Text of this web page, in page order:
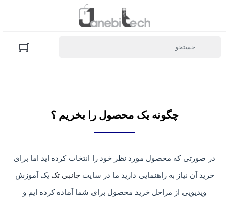
چگونه یک محصول را بخریم ؟
در صورتی که محصول مورد نظر خود را انتخاب کرده اید اما برای
خرید آن نیاز به راهنمایی دارید ما در سایتجانبی تک یک آموزش
ویدیویی از مراحل خرید محصول برای شما آماده کرده ایم و